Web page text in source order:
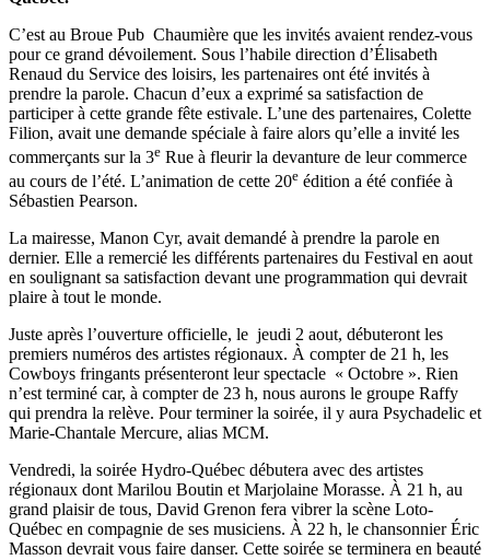
C’est au Broue Pub Chaumière que les invités avaient rendez-vous
pour ce grand dévoilement. Sous l’habile direction d’Élisabeth
Renaud du Service des loisirs, les partenaires ont été invités à
prendre la parole. Chacun d’eux a exprimé sa satisfaction de
participer à cette grande fête estivale. L’une des partenaires, Colette
Filion, avait une demande spéciale à faire alors qu’elle a invité les
commerçants sur la 3e Rue à fleurir la devanture de leur commerce
au cours de l’été. L’animation de cette 20e édition a été confiée à
Sébastien Pearson.
La mairesse, Manon Cyr, avait demandé à prendre la parole en
dernier. Elle a remercié les différents partenaires du Festival en aout
en soulignant sa satisfaction devant une programmation qui devrait
plaire à tout le monde.
Juste après l’ouverture officielle, le jeudi 2 aout, débuteront les
premiers numéros des artistes régionaux. À compter de 21 h, les
Cowboys fringants présenteront leur spectacle « Octobre ». Rien
n’est terminé car, à compter de 23 h, nous aurons le groupe Raffy
qui prendra la relève. Pour terminer la soirée, il y aura Psychadelic et
Marie-Chantale Mercure, alias MCM.
Vendredi, la soirée Hydro-Québec débutera avec des artistes
régionaux dont Marilou Boutin et Marjolaine Morasse. À 21 h, au
grand plaisir de tous, David Grenon fera vibrer la scène Loto-
Québec en compagnie de ses musiciens. À 22 h, le chansonnier Éric
Masson devrait vous faire danser. Cette soirée se terminera en beauté